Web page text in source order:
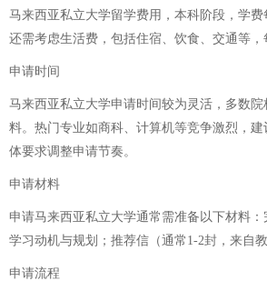
马来西亚私立大学留学费用，本科阶段，学
还需考虑生活费，包括住宿、饮食、交通等
申请时间
马来西亚私立大学申请时间较为灵活，多数
料。热门专业如商科、计算机等竞争激烈，
体要求调整申请节奏。
申请材料
申请马来西亚私立大学通常需准备以下材料
学习动机与规划；推荐信（通常1-2封，来自
申请流程